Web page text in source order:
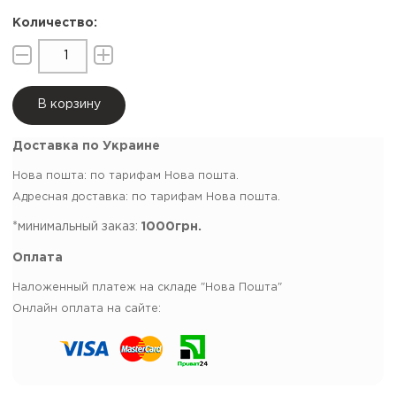
В корзину
Доставка по Украине
Нова пошта: по тарифам Нова пошта.
Адресная доставка: по тарифам Нова пошта.
*минимальный заказ: 1000грн.
Оплата
Наложенный платеж на складе "Нова Пошта"
Онлайн оплата на сайте: